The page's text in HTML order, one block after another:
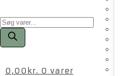
Products
search
0,00 kr. 0 varer